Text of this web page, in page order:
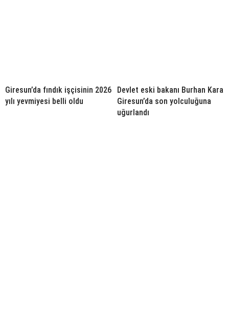
Giresun’da fındık işçisinin 2026
yılı yevmiyesi belli oldu
Devlet eski bakanı Burhan Kara
Giresun’da son yolculuğuna
uğurlandı